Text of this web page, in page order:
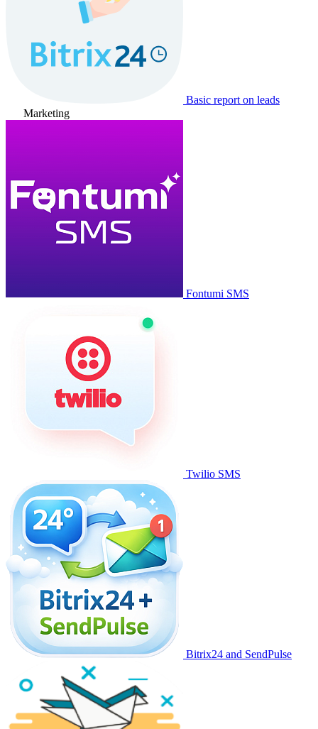
Basic report on leads
Marketing
Fontumi SMS
Twilio SMS
Bitrix24 and SendPulse